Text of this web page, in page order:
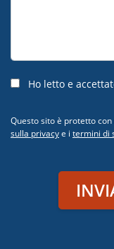
Ho letto e
Questo sito è protetto
sulla privacye i termini di